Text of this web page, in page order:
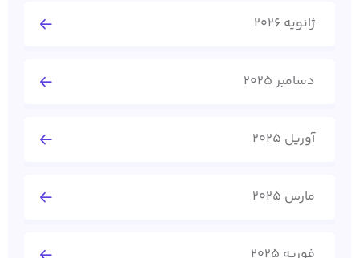
ژانویه 2026
دسامبر 2025
آوریل 2025
مارس 2025